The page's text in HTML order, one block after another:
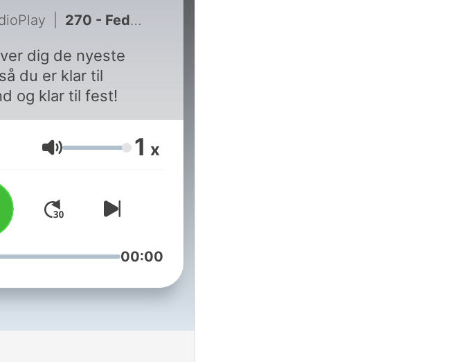
270 - Fedde Le Grand - The Voice In The Mix Festival 23/24
dig de nyeste
du er klar til
og klar til fest!
Volume 1 x
00:00